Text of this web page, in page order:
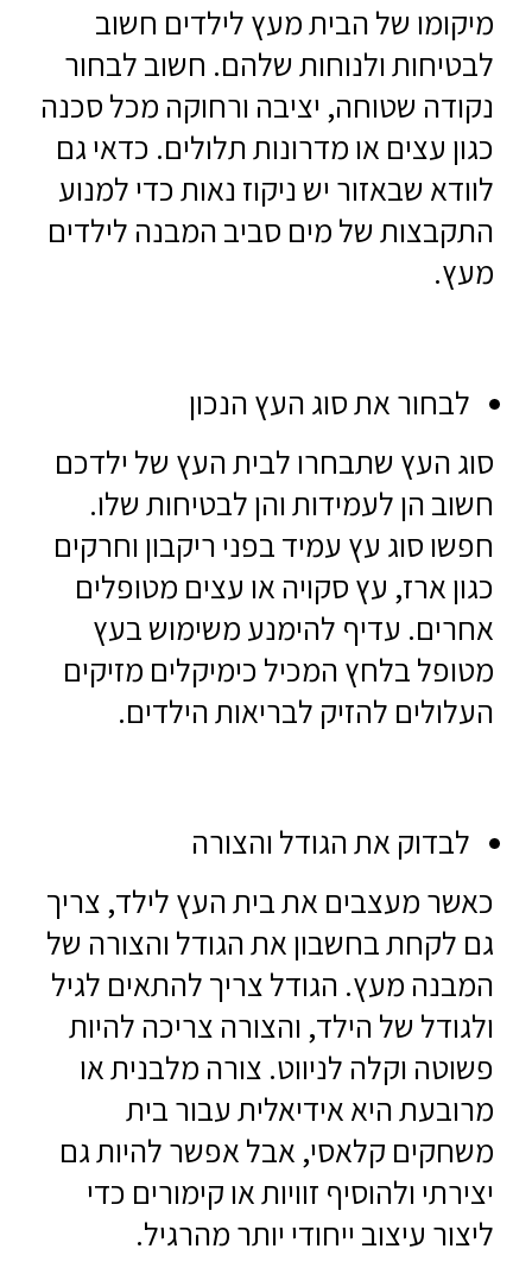
מיקומו של הבית מעץ לילדים חשוב
לבטיחות ולנוחות שלהם. חשוב לבחור
נקודה שטוחה, יציבה ורחוקה מכל סכנה
כגון עצים או מדרונות תלולים. כדאי גם
לוודא שבאזור יש ניקוז נאות כדי למנוע
התקבצות של מים סביב המבנה לילדים
מעץ.
לבחור את סוג העץ הנכון
סוג העץ שתבחרו לבית העץ של ילדכם
חשוב הן לעמידות והן לבטיחות שלו.
חפשו סוג עץ עמיד בפני ריקבון וחרקים
כגון ארז, עץ סקויה או עצים מטופלים
אחרים. עדיף להימנע משימוש בעץ
מטופל בלחץ המכיל כימיקלים מזיקים
העלולים להזיק לבריאות הילדים.
לבדוק את הגודל והצורה
כאשר מעצבים את בית העץ לילד, צריך
גם לקחת בחשבון את הגודל והצורה של
המבנה מעץ. הגודל צריך להתאים לגיל
ולגודל של הילד, והצורה צריכה להיות
פשוטה וקלה לניווט. צורה מלבנית או
מרובעת היא אידיאלית עבור בית
משחקים קלאסי, אבל אפשר להיות גם
יצירתי ולהוסיף זוויות או קימורים כדי
ליצור עיצוב ייחודי יותר מהרגיל.